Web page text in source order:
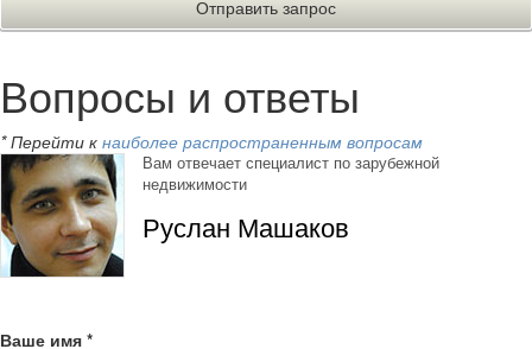
Вопросы и ответы
* Перейти к наиболее распространенным вопросам
Вам отвечает специалист по зарубежной
недвижимости
Руслан Машаков
Ваше имя *